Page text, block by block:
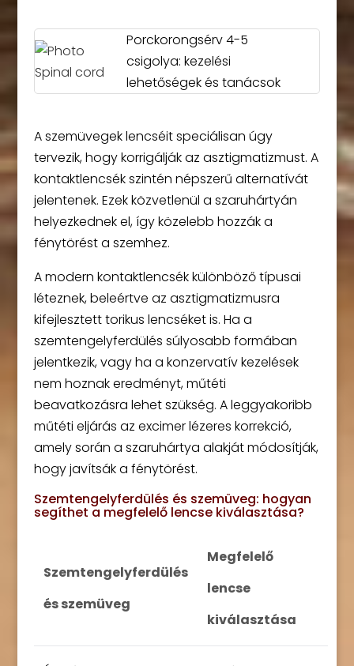
Porckorongsérv 4-5
csigolya: kezelési
lehetőségek és tanácsok
A szemüvegek lencséit speciálisan úgy
tervezik, hogy korrigálják az asztigmatizmust. A
kontaktlencsék szintén népszerű alternatívát
jelentenek. Ezek közvetlenül a szaruhártyán
helyezkednek el, így közelebb hozzák a
fénytörést a szemhez.
A modern kontaktlencsék különböző típusai
léteznek, beleértve az asztigmatizmusra
kifejlesztett torikus lencséket is. Ha a
szemtengelyferdülés súlyosabb formában
jelentkezik, vagy ha a konzervatív kezelések
nem hoznak eredményt, műtéti
beavatkozásra lehet szükség. A leggyakoribb
műtéti eljárás az excimer lézeres korrekció,
amely során a szaruhártya alakját módosítják,
hogy javítsák a fénytörést.
Szemtengelyferdülés és szemüveg: hogyan
segíthet a megfelelő lencse kiválasztása?
Szemtengelyferdülés
és szemüveg
Megfelelő
lencse
kiválasztása